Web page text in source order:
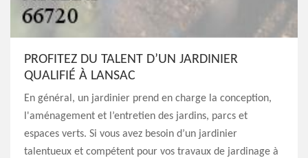
PROFITEZ DU TALENT D’UN JARDINIER
QUALIFIÉ À LANSAC
En général, un jardinier prend en charge la conception,
l'aménagement et l’entretien des jardins, parcs et
espaces verts. Si vous avez besoin d’un jardinier
talentueux et compétent pour vos travaux de jardinage à